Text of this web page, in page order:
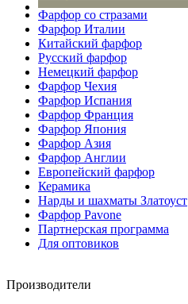
Фарфор со стразами
Фарфор Италии
Китайский фарфор
Русский фарфор
Немецкий фарфор
Фарфор Чехия
Фарфор Испания
Фарфор Франция
Фарфор Япония
Фарфор Азия
Фарфор Англии
Европейский фарфор
Керамика
Нарды и шахматы Златоуст
Фарфор Pavone
Партнерская программа
Для оптовиков
Производители